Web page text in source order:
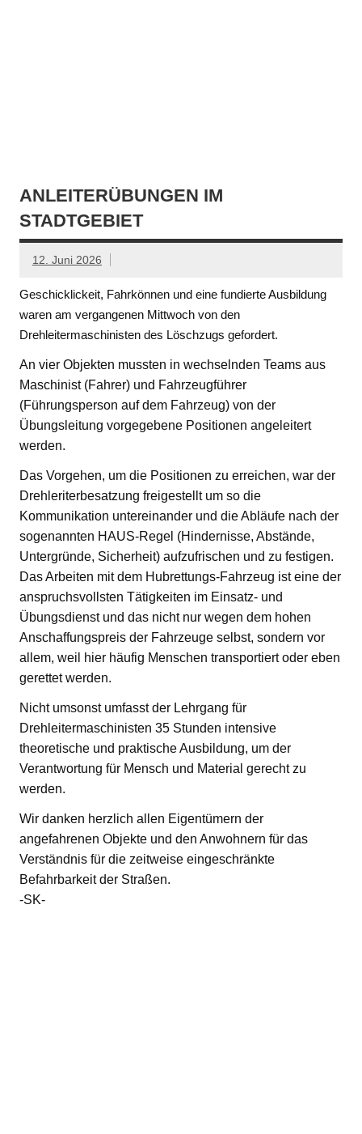
ANLEITERÜBUNGEN IM
STADTGEBIET
12. Juni 2026
Geschicklickeit, Fahrkönnen und eine fundierte Ausbildung
waren am vergangenen Mittwoch von den
Drehleitermaschinisten des Löschzugs gefordert.
An vier Objekten mussten in wechselnden Teams aus
Maschinist (Fahrer) und Fahrzeugführer
(Führungsperson auf dem Fahrzeug) von der
Übungsleitung vorgegebene Positionen angeleitert
werden.
Das Vorgehen, um die Positionen zu erreichen, war der
Drehleriterbesatzung freigestellt um so die
Kommunikation untereinander und die Abläufe nach der
sogenannten HAUS-Regel (Hindernisse, Abstände,
Untergründe, Sicherheit) aufzufrischen und zu festigen.
Das Arbeiten mit dem Hubrettungs-Fahrzeug ist eine der
anspruchsvollsten Tätigkeiten im Einsatz- und
Übungsdienst und das nicht nur wegen dem hohen
Anschaffungspreis der Fahrzeuge selbst, sondern vor
allem, weil hier häufig Menschen transportiert oder eben
gerettet werden.
Nicht umsonst umfasst der Lehrgang für
Drehleitermaschinisten 35 Stunden intensive
theoretische und praktische Ausbildung, um der
Verantwortung für Mensch und Material gerecht zu
werden.
Wir danken herzlich allen Eigentümern der
angefahrenen Objekte und den Anwohnern für das
Verständnis für die zeitweise eingeschränkte
Befahrbarkeit der Straßen.
-SK-